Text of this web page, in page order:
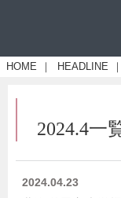
HOME ｜ HEADLINE ｜
2024.4一
2024.04.23